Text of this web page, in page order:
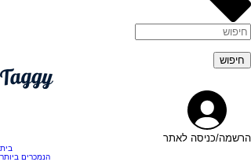
הרשמה/כניסה לאתר
בית
הנמכרים ביותר